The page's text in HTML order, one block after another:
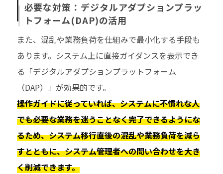
必要な対策：デジタルアダプションプラッ
トフォーム(DAP)の活用
また、混乱や業務負荷を仕組みで最小化する手段も
あります。システム上に直接ガイダンスを表示でき
る「デジタルアダプションプラットフォーム
（DAP）」が効果的です。
操作ガイドに従っていれば、システムに不慣れな人
でも必要な業務を迷うことなく完了できるようにな
るため、システム移行直後の混乱や業務負荷を減ら
すとともに、システム管理者への問い合わせを大き
く削減できます。